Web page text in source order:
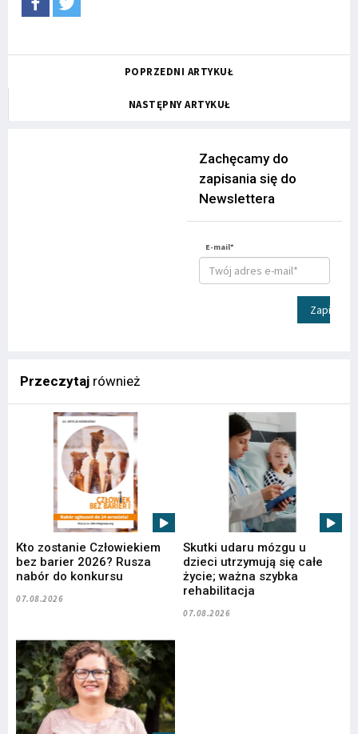
POPRZEDNI ARTYKUŁ
NASTĘPNY ARTYKUŁ
Zachęcamy do
zapisania się do
Newslettera
E-mail*
Zapisz
Przeczytaj również
Kto zostanie Człowiekiem
bez barier 2026? Rusza
nabór do konkursu
07.08.2026
Skutki udaru mózgu u
dzieci utrzymują się całe
życie; ważna szybka
rehabilitacja
07.08.2026